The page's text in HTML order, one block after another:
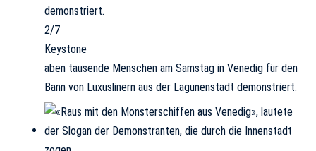
2/7
Keystone
aben tausende Menschen am Samstag in Venedig für den
Bann von Luxuslinern aus der Lagunenstadt demonstriert.